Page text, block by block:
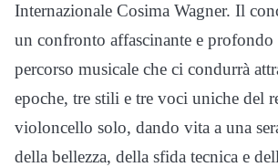
Internazionale Cosima Wagner. Il
un confronto affascinante e
percorso musicale che ci condurrà
epoche, tre stili e tre voci uniche del
violoncello solo, dando vita a una
della bellezza, della sfida tecnica e